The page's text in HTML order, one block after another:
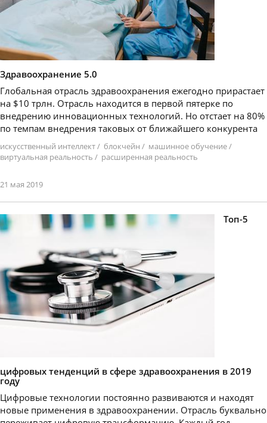
Здравоохранение 5.0
Глобальная отрасль здравоохранения ежегодно прирастает
на $10 трлн. Отрасль находится в первой пятерке по
внедрению инновационных технологий. Но отстает на 80%
по темпам внедрения таковых от ближайшего конкурента
искусственный интеллект/ блокчейн / машинное обучение/
виртуальная реальность / расширенная реальность
21 мая 2019
Топ-5
цифровых тенденций в сфере здравоохранения в 2019
году
Цифровые технологии постоянно развиваются и находят
новые применения в здравоохранении. Отрасль буквально